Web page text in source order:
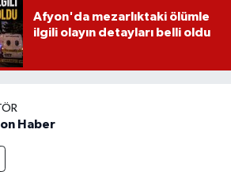
Afyon'da mezarlıktaki ölümle
ilgili olayın detayları belli oldu
Haber